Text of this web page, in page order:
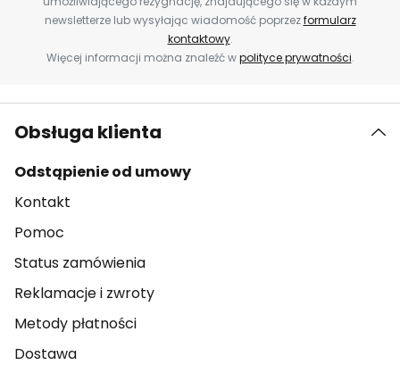
newsletterze lub wysyłając wiadomość poprzezformularz
kontaktowy.
Więcej informacji można znaleźć wpolityce prywatności.
Obsługa klienta
Odstąpienie od umowy
Kontakt
Pomoc
Status zamówienia
Reklamacje i zwroty
Metody płatności
Dostawa